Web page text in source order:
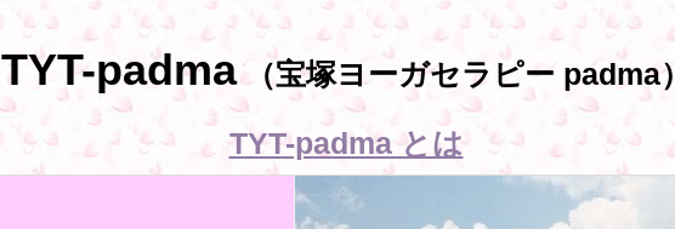
TYT-padma（宝塚ヨーガセラピー padma）
TYT-padma とは